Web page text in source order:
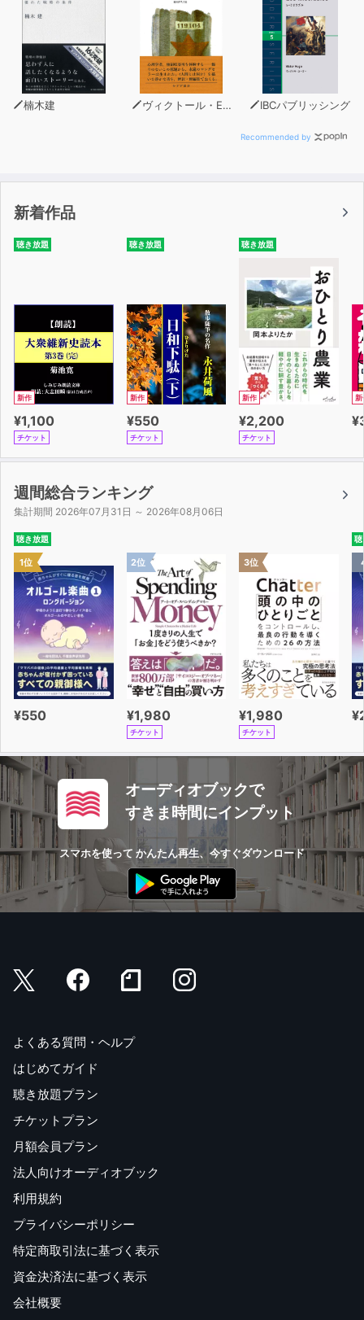
たとえば、宇宙空間でも質量の大きい物体は「動かしにく
い」という事実について、
こんな説明だったらどうでしょうか？
身体の大きなお相撲さんが、自分がはじいたノミと同じ速
このようにとっつきにくい理論でも身近な例を使って、誰
にでもわかりやく説明してくれています。
文系だけど宇宙には興味があった、また一流の科学者はど
んなことを研究しているのか知りたい―
こんな興味をお持ちの方に最適の1冊となっています。
最先端の研究を熟知し、物理学を深く理解している著者だ
からこそ書ける、
ぐる冒険の物語へといざないます。
り浸かって宇宙旅行を楽しみましょう！
楠木建 ヴィクトール・E・フランクル IBCパブリッシング
Recommended by
新着作品
聴き放題
新作
¥1,100
チケット
聴き放題
新作
¥550
チケット
聴き放題
新作
¥2,200
チケット
新
週間総合ランキング
集計期間 2026年07月31日 ～ 2026年08月06日
聴き放題
1位
¥550
2位
¥1,980
チケット
3位
¥1,980
チケット
聴
オーディオブックで
すきま時間にインプット
スマホを使って かんたん再生、今すぐダウンロード
よくある質問・ヘルプ
はじめてガイド
聴き放題プラン
チケットプラン
月額会員プラン
法人向けオーディオブック
利用規約
プライバシーポリシー
特定商取引法に基づく表示
資金決済法に基づく表示
会社概要